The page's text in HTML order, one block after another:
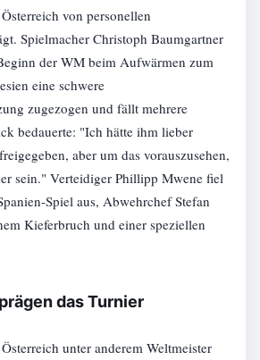
von personellen
Spielmacher Christoph Baumgartner
der WM beim Aufwärmen zum
eine schwere
zugezogen und fällt mehrere
bedauerte: "Ich hätte ihm lieber
aber um das vorauszusehen,
sein." Verteidiger Phillipp Mwene fiel
Spiel aus, Abwehrchef Stefan
Kieferbruch und einer speziellen
das Turnier
unter anderem Weltmeister